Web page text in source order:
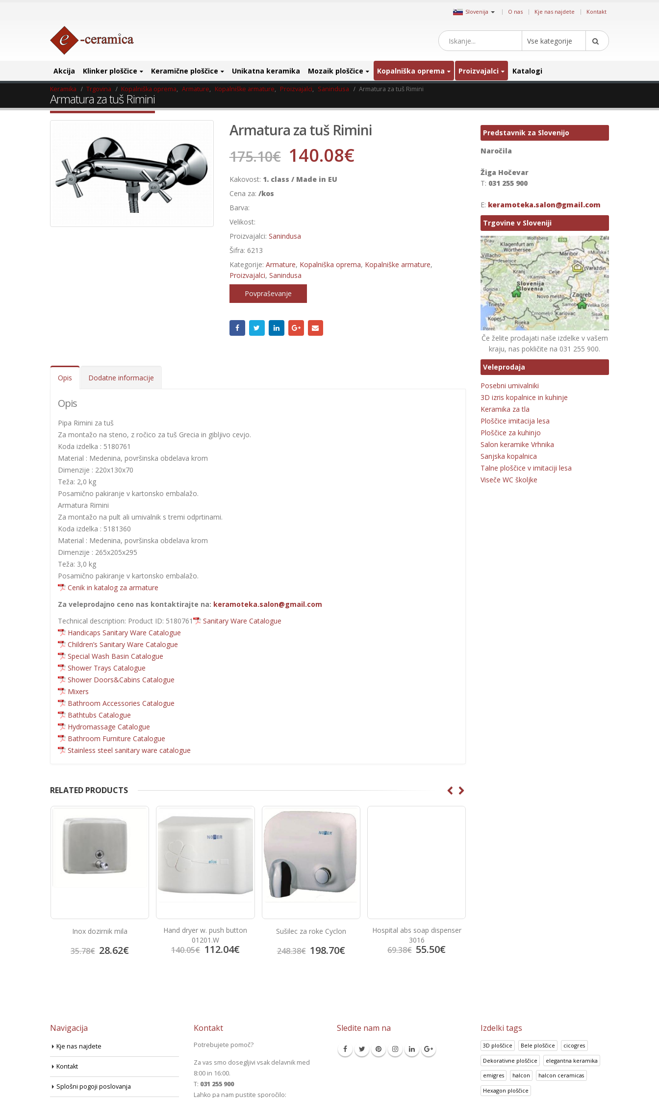
Slovenija | O nas Kje nas najdete Kontakt
Vse kategorije
Akcija Klinker ploščice Keramične ploščice Unikatna keramika Mozaik ploščice Kopalniška oprema Proizvajalci Katalogi
Keramika Trgovina Kopalniška oprema, Armature, Kopalniške armature, Proizvajalci, Sanindusa Armatura za tuš Rimini
Armatura za tuš Rimini
Armatura za tuš Rimini
175.10€ 140.08€
Kakovost: 1. class / Made in EU
Cena za: /kos
Barva:
Velikost:
Proizvajalci: Sanindusa
Šifra: 6213
Kategorije: Armature, Kopalniška oprema, Kopalniške armature,
Proizvajalci, Sanindusa
Povpraševanje
Opis Dodatne informacije
Opis
Pipa Rimini za tuš
Za montažo na steno, z ročico za tuš Grecia in gibljivo cevjo.
Koda izdelka : 5180761
Material : Medenina, površinska obdelava krom
Dimenzije : 220x130x70
Teža: 2,0 kg
Posamično pakiranje v kartonsko embalažo.
Armatura Rimini
Za montažo na pult ali umivalnik s tremi odprtinami.
Koda izdelka : 5181360
Material : Medenina, površinska obdelava krom
Dimenzije : 265x205x295
Teža: 3,0 kg
Posamično pakiranje v kartonsko embalažo.
Cenik in katalog za armature
Za veleprodajno ceno nas kontaktirajte na: keramoteka.salon@gmail.com
Technical description: Product ID: 5180761
Sanitary Ware Catalogue
Handicaps Sanitary Ware Catalogue
Children’s Sanitary Ware Catalogue
Special Wash Basin Catalogue
Shower Trays Catalogue
Shower Doors&Cabins Catalogue
Mixers
Bathroom Accessories Catalogue
Bathtubs Catalogue
Hydromassage Catalogue
Bathroom Furniture Catalogue
Stainless steel sanitary ware catalogue
RELATED PRODUCTS
Inox dozirnik mila
35.78€ 28.62€
Hand dryer w. push button
01201.W
140.05€ 112.04€
Sušilec za roke Cyclon
248.38€ 198.70€
Hospital abs soap dispenser
3016
69.38€ 55.50€
Predstavnik za Slovenijo
Naročila
Žiga Hočevar
T: 031 255 900
E: keramoteka.salon@gmail.com
Trgovine v Sloveniji
Če želite prodajati naše izdelke v vašem
kraju, nas pokličite na 031 255 900.
Veleprodaja
Posebni umivalniki
3D izris kopalnice in kuhinje
Keramika za tla
Ploščice imitacija lesa
Ploščice za kuhinjo
Salon keramike Vrhnika
Sanjska kopalnica
Talne ploščice v imitaciji lesa
Viseče WC školjke
Navigacija
Kje nas najdete
Kontakt
Splošni pogoji poslovanja
Kontakt
Potrebujete pomoč?
Za vas smo dosegljivi vsak delavnik med
8:00 in 16:00.
T: 031 255 900
Lahko pa nam pustite sporočilo:
Sledite nam na Izdelki tags
3D ploščice Bele ploščice cicogres
Dekorativne ploščice elegantna keramika
emigres halcon halcon ceramicas
Hexagon ploščice